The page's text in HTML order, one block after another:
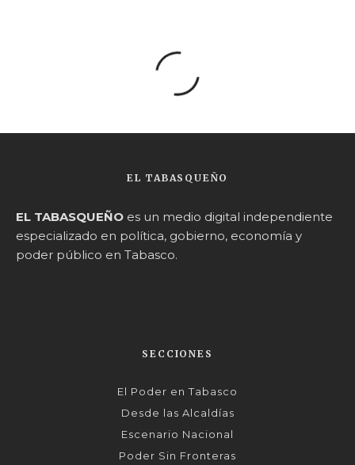
EL TABASQUEÑO
EL TABASQUEÑO es un medio digital independiente
especializado en política, gobierno, economía y
poder público en Tabasco.
SECCIONES
El Poder en Tabasco
Desde las Alcaldías
Escenario Nacional
Poder Sin Fronteras